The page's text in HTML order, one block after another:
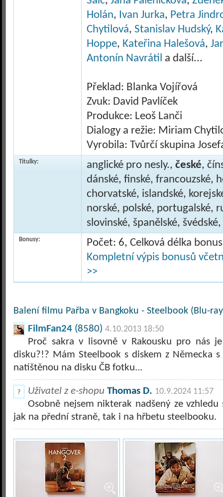
Holán, Ivan Jurka, Petra
Chytilová, Stanislav Hudský,
Hoppe, Kateřina Halešová,
Antonín Navrátil a další...
Překlad: Blanka Vojířová
Zvuk: David Pavlíček
Produkce: Leoš Lanči
Dialogy a režie: Miriam
Vyrobila: Tvůrčí skupina
Titulky: anglické pro nesly., české,
dánské, finské, francouzské,
chorvatské, islandské,
norské, polské, portugalské,
slovinské, španělské,
Bonusy:
Počet: 6, Celková délka
Kompletní výpis bonusů
>>
Balení filmu Pařba v Bangkoku - Steelbook (Blu-
FilmFan24 (8580) 4.10.2013 18:50
Proč sakra v lisovně v Rakousku pro nás
disku?!? Mám Steelbook s diskem z Německa
natištěnou na disku ČB fotku...
Uživatel z e-shopu Thomas D. 10.9.2024 11:57
Osobně nejsem nikterak nadšený ze
jak na přední straně, tak i na hřbetu steelbooku.